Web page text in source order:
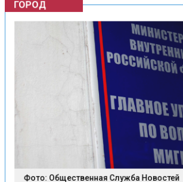
Фото: Общественная Служба Новостей